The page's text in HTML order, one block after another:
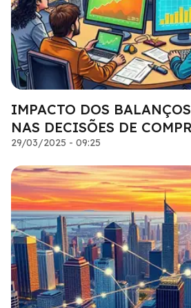
IMPACTO DOS
NAS DECISÕES DE
29/03/2025 - 09:25